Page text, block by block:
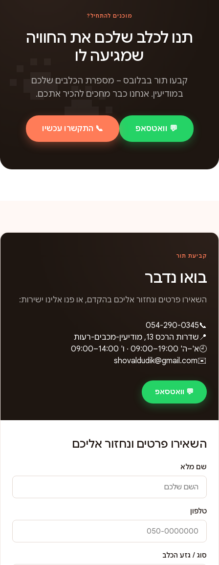
מוכנים להתחיל?
תנו לכלב שלכם את החוויה
שמגיעה לו
קבעו תור בבלובס – מספרת הכלבים שלכם
במודיעין. אנחנו כבר מחכים להכיר אתכם.
💬 וואטסאפ 📞 התקשרו עכשיו
קביעת תור
בואו נדבר
השאירו פרטים ונחזור אליכם בהקדם, או פנו אלינו ישירות:
📞
054-290-0345
📍 שדרות הרכס 13, מודיעין-מכבים-רעות
🕘א'–ה' 09:00–19:00 · ו' 09:00–14:00
✉️
shovaldudik@gmail.com
💬 וואטסאפ
השאירו פרטים ונחזור אליכם
שם מלא
טלפון
סוג / גזע הכלב